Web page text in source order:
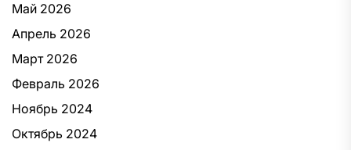
Май 2026
Апрель 2026
Март 2026
Февраль 2026
Ноябрь 2024
Октябрь 2024